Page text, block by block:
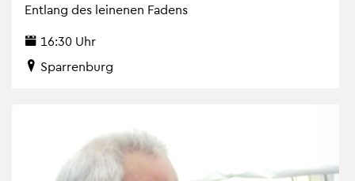
Ent­lang des lei­ne­nen Fa­dens
16:30 Uhr
Spar­ren­burg